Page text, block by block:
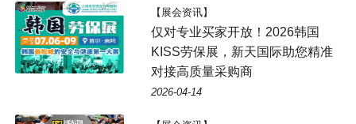
【展会资讯】
仅对专业买家开放！2026韩国
KISS劳保展，新天国际助您精准
对接高质量采购商
2026-04-14